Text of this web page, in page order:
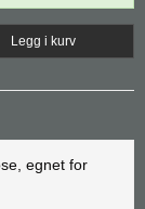
Legg i kurv
egnet for